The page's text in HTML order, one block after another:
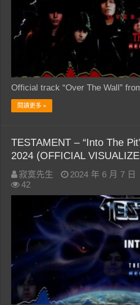
Official track “Over The Wall”
閱讀更多 »
TESTAMENT – “Into The
2024 (OFFICIAL
寂寞先生 2024 年 6 月 7 日
42